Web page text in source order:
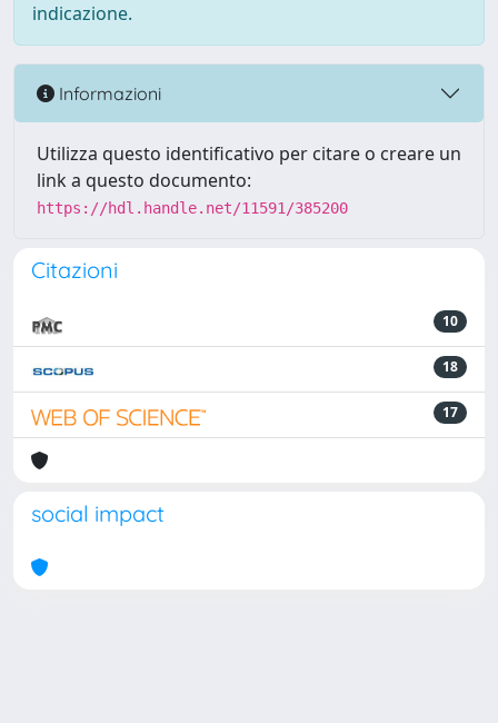
indicazione.
Informazioni
Utilizza questo identificativo per citare o creare un
link a questo documento:
https://hdl.handle.net/11591/385200
Citazioni
10
18
17
social impact